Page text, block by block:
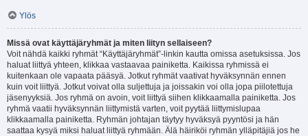
Ylös
Missä ovat käyttäjäryhmät ja miten liityn sellaiseen?
Voit nähdä kaikki ryhmät “Käyttäjäryhmät”-linkin kautta omissa asetuksissa. Jos
haluat liittyä yhteen, klikkaa vastaavaa painiketta. Kaikissa ryhmissä ei
kuitenkaan ole vapaata pääsyä. Jotkut ryhmät vaativat hyväksynnän ennen
kuin voit liittyä. Jotkut voivat olla suljettuja ja joissakin voi olla jopa piilotettuja
jäsenyyksiä. Jos ryhmä on avoin, voit liittyä siihen klikkaamalla painiketta. Jos
ryhmä vaatii hyväksynnän liittymistä varten, voit pyytää liittymislupaa
klikkaamalla painiketta. Ryhmän johtajan täytyy hyväksyä pyyntösi ja hän
saattaa kysyä miksi haluat liittyä ryhmään. Älä häiriköi ryhmän ylläpitäjiä jos he